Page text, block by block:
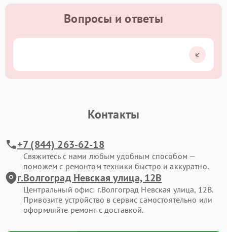
Вопросы и ответы
Контакты
+7 (844) 263-62-18
Свяжитесь с нами любым удобным способом —
поможем с ремонтом техники быстро и аккуратно.
г.Волгоград Невская улица, 12В
Центральный офис: г.Волгоград Невская улица, 12В.
Привозите устройство в сервис самостоятельно или
оформляйте ремонт с доставкой.